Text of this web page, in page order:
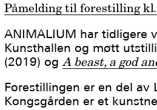
Påmelding til forestilling
ANIMALIUM har tidligere
Kunsthallen og møtt
(2019) ogA beast, a god
Forestillingen er en del av
Kongsgården er et